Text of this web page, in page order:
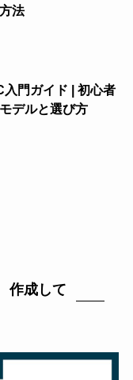
法
門ガイド | 初心者
デルと選び方
作成して